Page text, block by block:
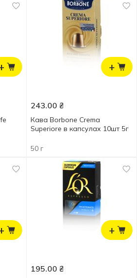
+
243.00 ₴
Кава Borbone Crema
Superiore в капсулах 10шт 5г
50 г
+
195.00 ₴